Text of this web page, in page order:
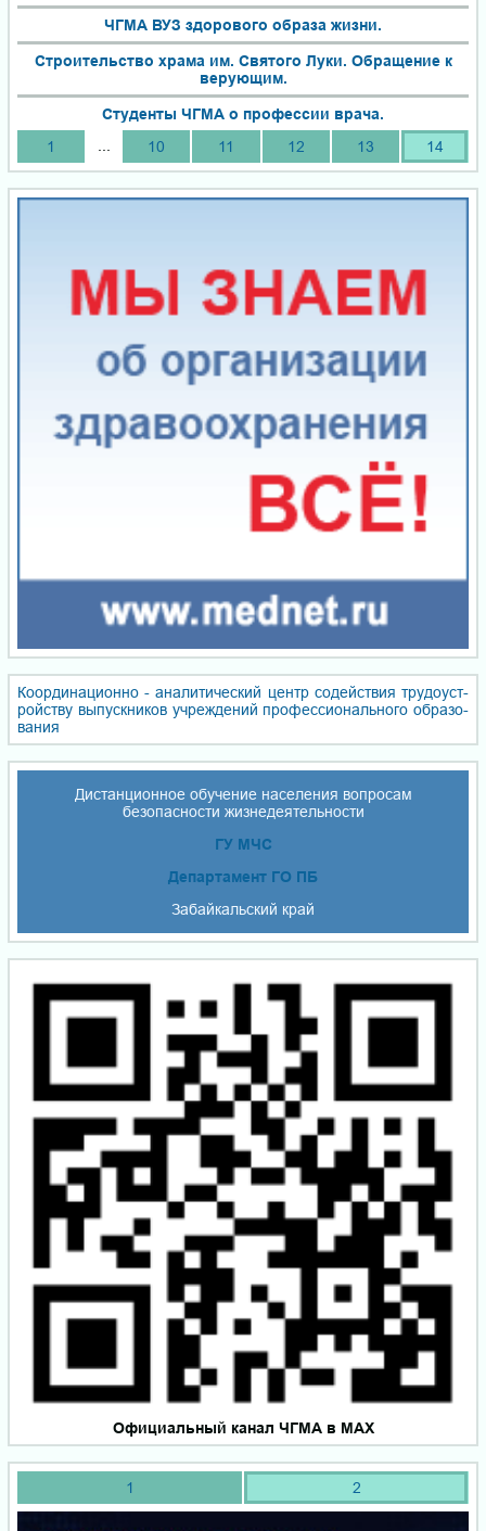
ЧГМА ВУЗ здорового образа жизни.
Строительство храма им. Святого Луки. Обращение к
верующим.
Студенты ЧГМА о профессии врача.
1
10 11 12 13 14
Координационно - ана­ли­ти­чес­кий центр со­дей­ствия тру­до­уст­
ройст­ву вы­пуск­ни­ков уч­реж­де­ний про­фес­сио­наль­но­го об­ра­зо­
ва­ния
Дистанционное обучение населения вопросам
безопасности жизнедеятельности
ГУ МЧС
Департамент ГО ПБ
Забайкальский край
Официальный канал ЧГМА в MAX
1 2